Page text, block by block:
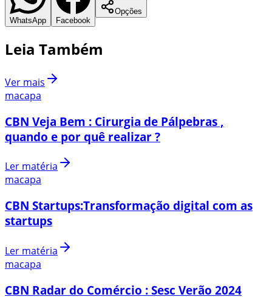
WhatsApp Facebook
Opções
Leia Também
Ver mais
macapa
CBN Veja Bem : Cirurgia de Pálpebras ,
quando e por quê realizar ?
Ler matéria
macapa
CBN Startups:Transformação digital com as
startups
Ler matéria
macapa
CBN Radar do Comércio : Sesc Verão 2024